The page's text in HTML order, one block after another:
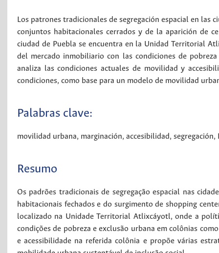
Los patrones tradicionales de segregación espacial en las
conjuntos habitacionales cerrados y de la aparición de
ciudad de Puebla se encuentra en la Unidad Territorial
del mercado inmobiliario con las condiciones de
analiza las condiciones actuales de movilidad y
condiciones, como base para un modelo de movilidad
Palabras clave:
movilidad urbana, marginación, accesibilidad, segregación,
Resumo
Os padrões tradicionais de segregação espacial nas
habitacionais fechados e do surgimento de shopping
localizado na Unidade Territorial Atlixcáyotl, onde a
condições de pobreza e exclusão urbana em colônias
e acessibilidade na referida colônia e propõe várias